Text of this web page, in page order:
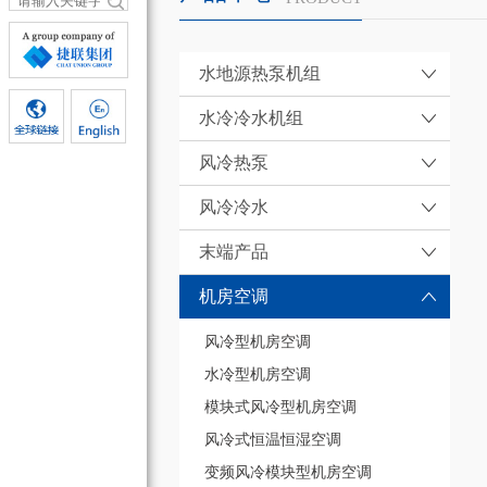
水地源热泵机组
水冷冷水机组
风冷热泵
风冷冷水
末端产品
机房空调
风冷型机房空调
水冷型机房空调
模块式风冷型机房空调
风冷式恒温恒湿空调
变频风冷模块型机房空调